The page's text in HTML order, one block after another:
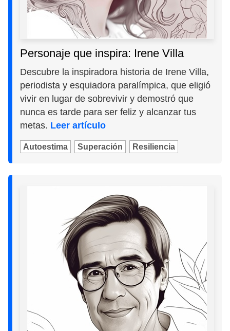
Personaje que inspira: Irene Villa
Descubre la inspiradora historia de Irene Villa,
periodista y esquiadora paralímpica, que eligió
vivir en lugar de sobrevivir y demostró que
nunca es tarde para ser feliz y alcanzar tus
metas. Leer artículo
Autoestima Superación Resiliencia